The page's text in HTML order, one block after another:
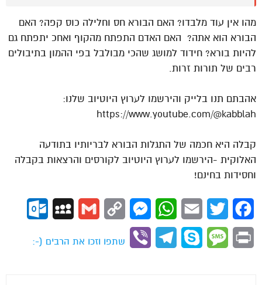
מהו אין עוד מלבדו? האם הבורא חס וחלילה כוס קפה? האם
הבורא הוא אתה? האם האדם התפתח מהקוף ואחכ יתפתח גם
להיות בורא? חידוד למושג שהכי מבולבל בפי ההמון בתיבולים
רבים של תורות זרות.
אהבתם תנו בלייק והירשמו לערוץ היוטיוב שלנו:
https://www.youtube.com/@kabblah
קבלה היא חכמה של התגלות הבורא לבריותיו בתודעה
האלוקית -הירשמו לערוץ היוטיוב לקורסים והרצאות בקבלה
וחסידות בחינם!
Facebook
Twitter
Email
WhatsApp
Messenger
Copy
Gmail
MySpace
Print
Message
Skype
Telegram
Viber
שתפו וזכו את הרבים (-: